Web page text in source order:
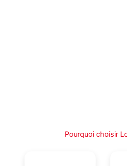
Pourquoi choisir